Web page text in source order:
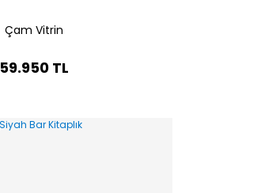
Çam Vitrin
59.950 TL